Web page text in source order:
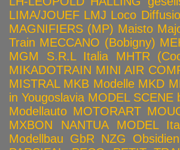
LIMA/JOUEF LMJ Loco
MAGNIFIERS (MP) Maisto
Train MECCANO (Bobigny)
MGM S.R.L Italia
MHTR
MIKADOTRAIN MINI AIR
MISTRAL MKB Modelle MKD
in Yougoslavia MODEL SCENE
Modellauto MOTORART
MXBON
NANTUA MODEL
Modellbau GbR NZG